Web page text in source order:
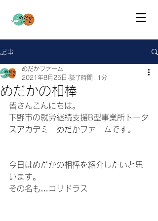
記事
めだかの相棒
めだかファーム
2021年8月25日 読了時間: 1分
皆さんこんにちは。
下野市の就労継続支援B型事業所トータ
スアカデミーめだかファームです。
今日はめだかの相棒を紹介したいと思
います。
その名も…コリドラス